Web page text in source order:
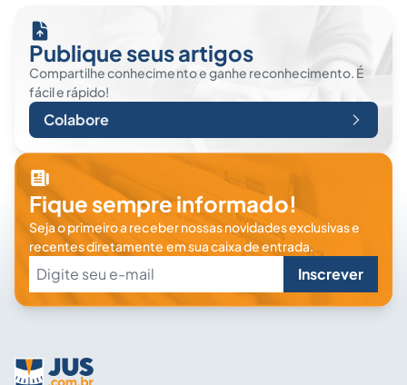
Publique seus artigos
Compartilhe conhecimento e ganhe reconhecimento. É
fácil e rápido!
Colabore
Fique sempre informado!
Seja o primeiro a receber nossas novidades exclusivas e
recentes diretamente em sua caixa de entrada.
Inscrever